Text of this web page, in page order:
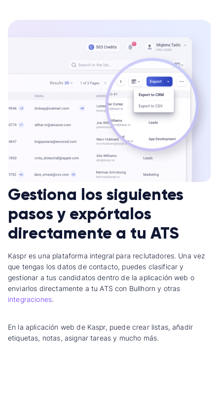
Gestiona los siguientes
pasos y expórtalos
directamente a tu ATS
Kaspr es una plataforma integral para reclutadores. Una vez
que tengas los datos de contacto, puedes clasificar y
gestionar a tus candidatos dentro de la aplicación web o
enviarlos directamente a tu ATS con Bullhorn y otras
integraciones.
En la aplicación web de Kaspr, puede crear listas, añadir
etiquetas, notas, asignar tareas y mucho más.